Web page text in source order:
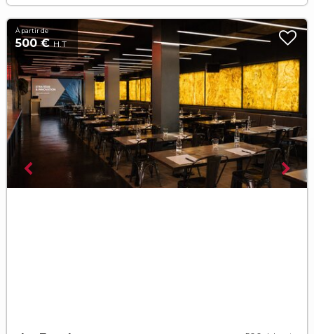
À partir de
500 €H.T